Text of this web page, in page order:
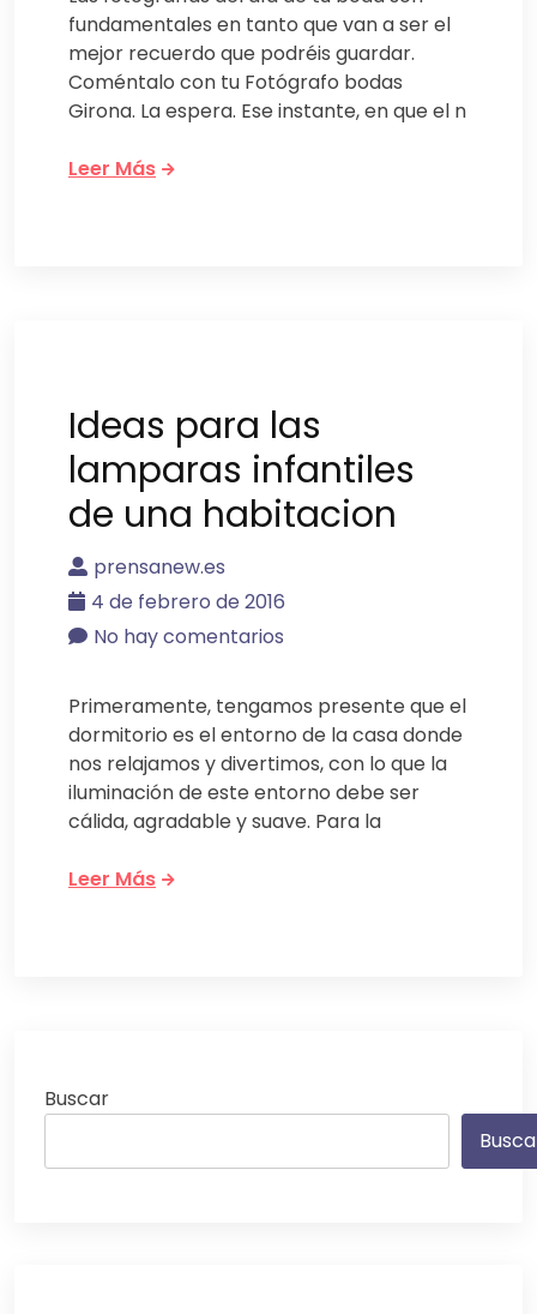
fundamentales en tanto que van a ser el
mejor recuerdo que podréis guardar.
Coméntalo con tu Fotógrafo bodas
Girona. La espera. Ese instante, en que el n
Leer Más
Ideas para las
lamparas infantiles
de una habitacion
prensanew.es
4 de febrero de 2016
No hay comentarios
Primeramente, tengamos presente que el
dormitorio es el entorno de la casa donde
nos relajamos y divertimos, con lo que la
iluminación de este entorno debe ser
cálida, agradable y suave. Para la
Leer Más
Buscar